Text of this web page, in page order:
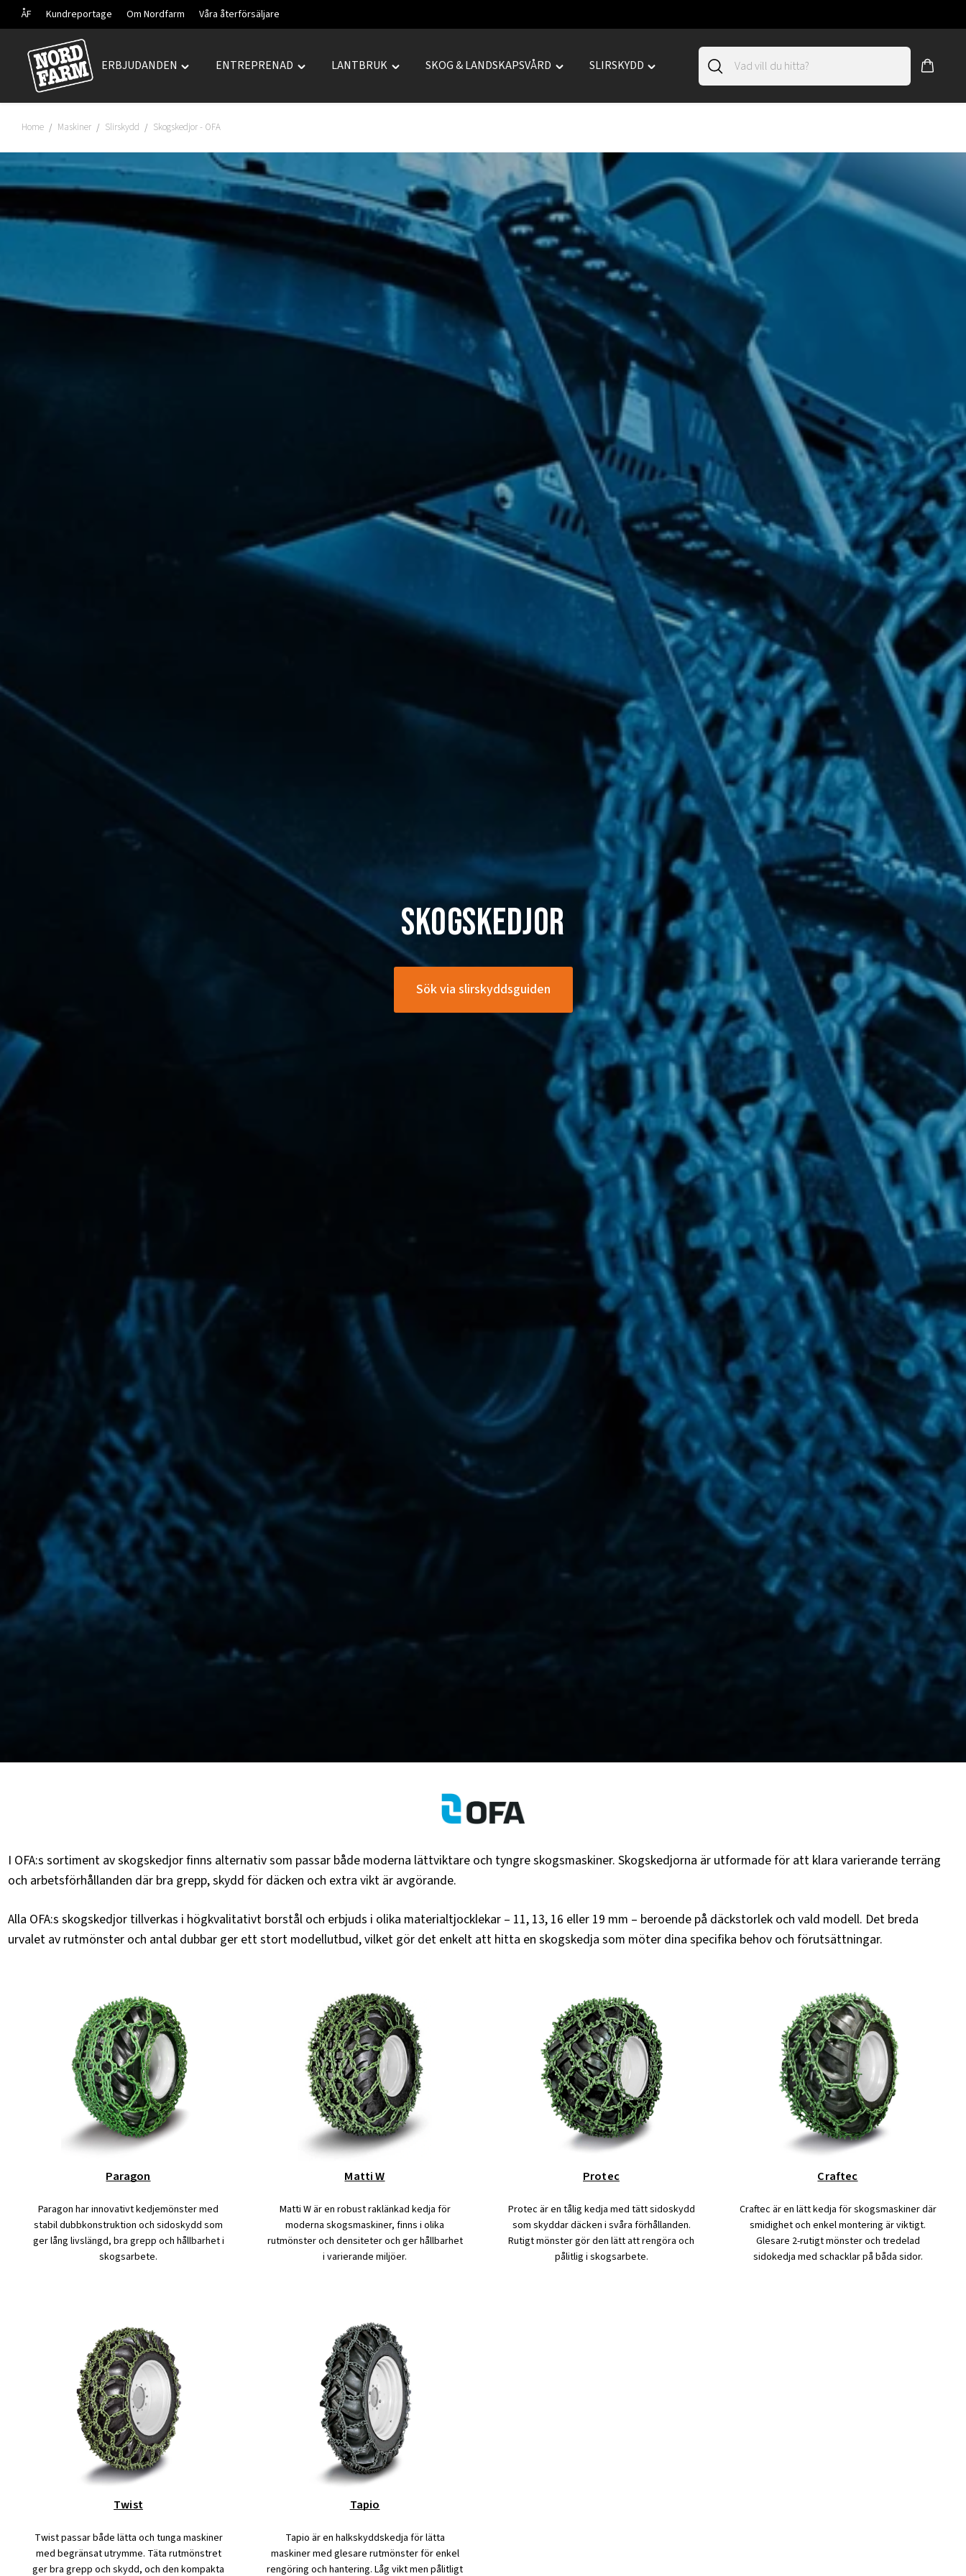
ÅF Kundreportage Om Nordfarm Våra återförsäljare
Hoppa
ERBJUDANDEN
Toggle
ENTREPRENAD
Toggle
LANTBRUK
Toggle
SKOG & LANDSKAPSVÅRD
Toggle
menu
SLIRSKYDD
Toggle
Home / Maskiner / Slirskydd / Skogskedjor - OFA
skogskedjor
Sök via slirskyddsguiden
I OFA:s sortiment av skogskedjor finns alternativ som passar både moderna lättviktare och tyngre skogsmaskiner. Skogskedjorna är utformade för att klara varierande terräng
och arbetsförhållanden där bra grepp, skydd för däcken och extra vikt är avgörande.
Alla OFA:s skogskedjor tillverkas i högkvalitativt borstål och erbjuds i olika materialtjocklekar – 11, 13, 16 eller 19 mm – beroende på däckstorlek och vald modell. Det breda
urvalet av rutmönster och antal dubbar ger ett stort modellutbud, vilket gör det enkelt att hitta en skogskedja som möter dina specifika behov och förutsättningar.
Paragon
Paragon har innovativt kedjemönster med
stabil dubbkonstruktion och sidoskydd som
ger lång livslängd, bra grepp och hållbarhet i
skogsarbete.
Matti W
Matti W är en robust raklänkad kedja för
moderna skogsmaskiner, finns i olika
rutmönster och densiteter och ger hållbarhet
i varierande miljöer.
Protec
Protec är en tålig kedja med tätt sidoskydd
som skyddar däcken i svåra förhållanden.
Rutigt mönster gör den lätt att rengöra och
pålitlig i skogsarbete.
Craftec
Craftec är en lätt kedja för skogsmaskiner där
smidighet och enkel montering är viktigt.
Glesare 2-rutigt mönster och tredelad
sidokedja med schacklar på båda sidor.
Twist
Twist passar både lätta och tunga maskiner
med begränsat utrymme. Täta rutmönstret
ger bra grepp och skydd, och den kompakta
Tapio
Tapio är en halkskyddskedja för lätta
maskiner med glesare rutmönster för enkel
rengöring och hantering. Låg vikt men pålitligt